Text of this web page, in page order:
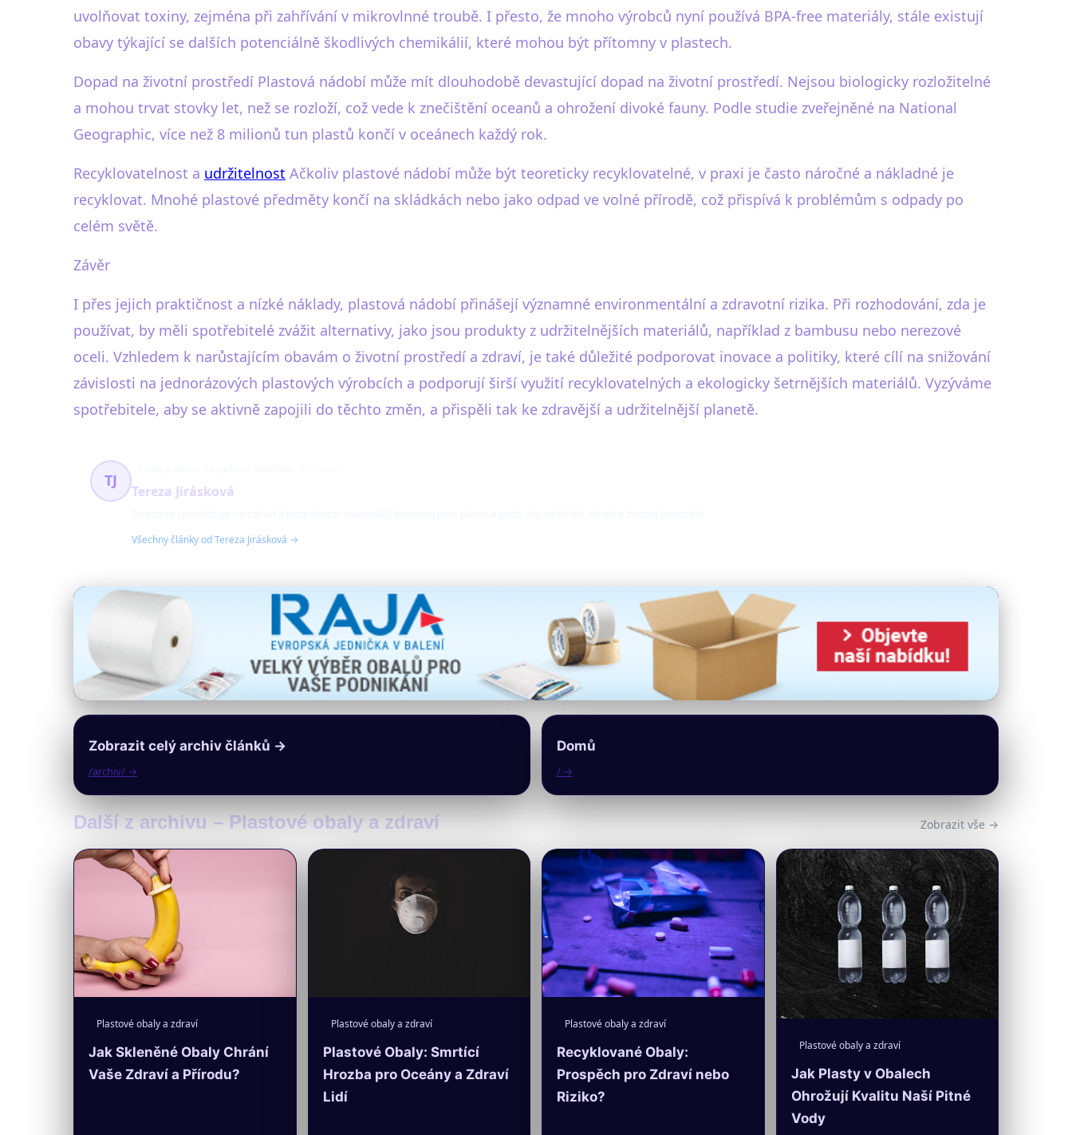
uvolňovat toxiny, zejména při zahřívání v mikrovlnné troubě. I přesto, že mnoho výrobců nyní používá BPA-free materiály, stále existují
obavy týkající se dalších potenciálně škodlivých chemikálií, které mohou být přítomny v plastech.
Dopad na životní prostředí Plastová nádobí může mít dlouhodobě devastující dopad na životní prostředí. Nejsou biologicky rozložitelné
a mohou trvat stovky let, než se rozloží, což vede k znečištění oceanů a ohrožení divoké fauny. Podle studie zveřejněné na National
Geographic, více než 8 milionů tun plastů končí v oceánech každý rok.
Recyklovatelnost a udržitelnost Ačkoliv plastové nádobí může být teoreticky recyklovatelné, v praxi je často náročné a nákladné je
recyklovat. Mnohé plastové předměty končí na skládkách nebo jako odpad ve volné přírodě, což přispívá k problémům s odpady po
celém světě.
Závěr
I přes jejich praktičnost a nízké náklady, plastová nádobí přinášejí významné environmentální a zdravotní rizika. Při rozhodování, zda je
používat, by měli spotřebitelé zvážit alternativy, jako jsou produkty z udržitelnějších materiálů, například z bambusu nebo nerezové
oceli. Vzhledem k narůstajícím obavám o životní prostředí a zdraví, je také důležité podporovat inovace a politiky, které cílí na snižování
závislosti na jednorázových plastových výrobcích a podporují širší využití recyklovatelných a ekologicky šetrnějších materiálů. Vyzýváme
spotřebitele, aby se aktivně zapojili do těchto změn, a přispěli tak ke zdravější a udržitelnější planetě.
TJ
Tereza Jirásková
Všechny články od Tereza Jirásková →
Zobrazit celý archiv článků →
/archiv/ →
Domů
/ →
Další z archivu – Plastové obaly a zdraví Zobrazit vše →
Plastové obaly a zdraví
Jak Skleněné Obaly Chrání
Vaše Zdraví a Přírodu?
Plastové obaly a zdraví
Plastové Obaly: Smrtící
Hrozba pro Oceány a Zdraví
Lidí
Plastové obaly a zdraví
Recyklované Obaly:
Prospěch pro Zdraví nebo
Riziko?
Plastové obaly a zdraví
Jak Plasty v Obalech
Ohrožují Kvalitu Naší Pitné
Vody